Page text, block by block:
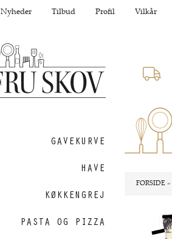
Nyheder Tilbud Profil Vilkår
GAVEKURVE
HAVE
KØKKENGREJ
PASTA OG PIZZA
FORSIDE»